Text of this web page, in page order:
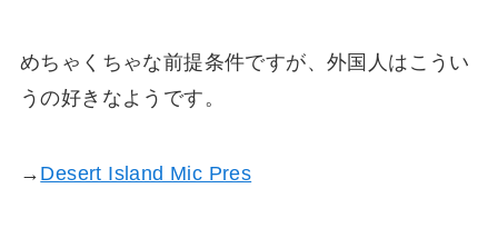
めちゃくちゃな前提条件ですが、外国人はこうい
うの好きなようです。
→ Desert Island Mic Pres